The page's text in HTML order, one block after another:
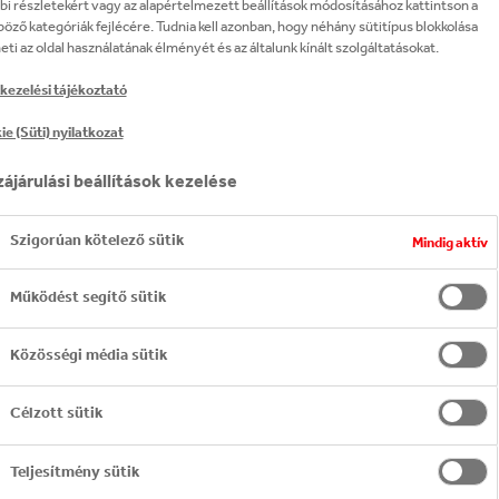
preservative-free products, especially fresh juice
by global business leaders calling on world
climate change.
and distribute beverages of The Coca‑Cola
részletekért vagy az alapértelmezett beállítások módosításához kattintson a
kategóriák fejlécére. Tudnia kell azonban, hogy néhány sütitípus blokkolása
az oldal használatának élményét és az általunk kínált szolgáltatásokat.
tájékoztató
(Süti) nyilatkozat
beállítások kezelése
Szigorúan kötelező sütik Mindig aktív
Működést segítő sütik
Közösségi média sütik
Célzott sütik
Teljesítmény sütik